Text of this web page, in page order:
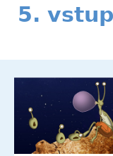
5. vstup